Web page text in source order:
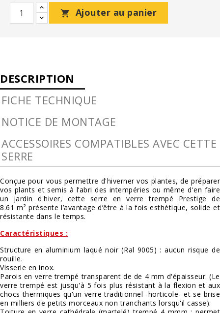

Ajouter au panier
DESCRIPTION
FICHE TECHNIQUE
NOTICE DE MONTAGE
ACCESSOIRES COMPATIBLES AVEC CETTE
SERRE
Conçue pour vous permettre d'hiverner vos plantes, de préparer
vos plants et semis à l’abri des intempéries ou même d'en faire
un jardin d'hiver, cette serre en verre trempé Prestige de
8.61 m² présente l’avantage d’être à la fois esthétique, solide et
résistante dans le temps.
Caractéristiques :
Structure en aluminium laqué noir (Ral 9005) : aucun risque de
rouille.
Visserie en inox.
Parois en verre trempé transparent de de 4 mm d'épaisseur. (Le
verre trempé est jusqu'à 5 fois plus résistant à la flexion et aux
chocs thermiques qu'un verre traditionnel -horticole- et se brise
en milliers de petits morceaux non tranchants lorsqu'il casse).